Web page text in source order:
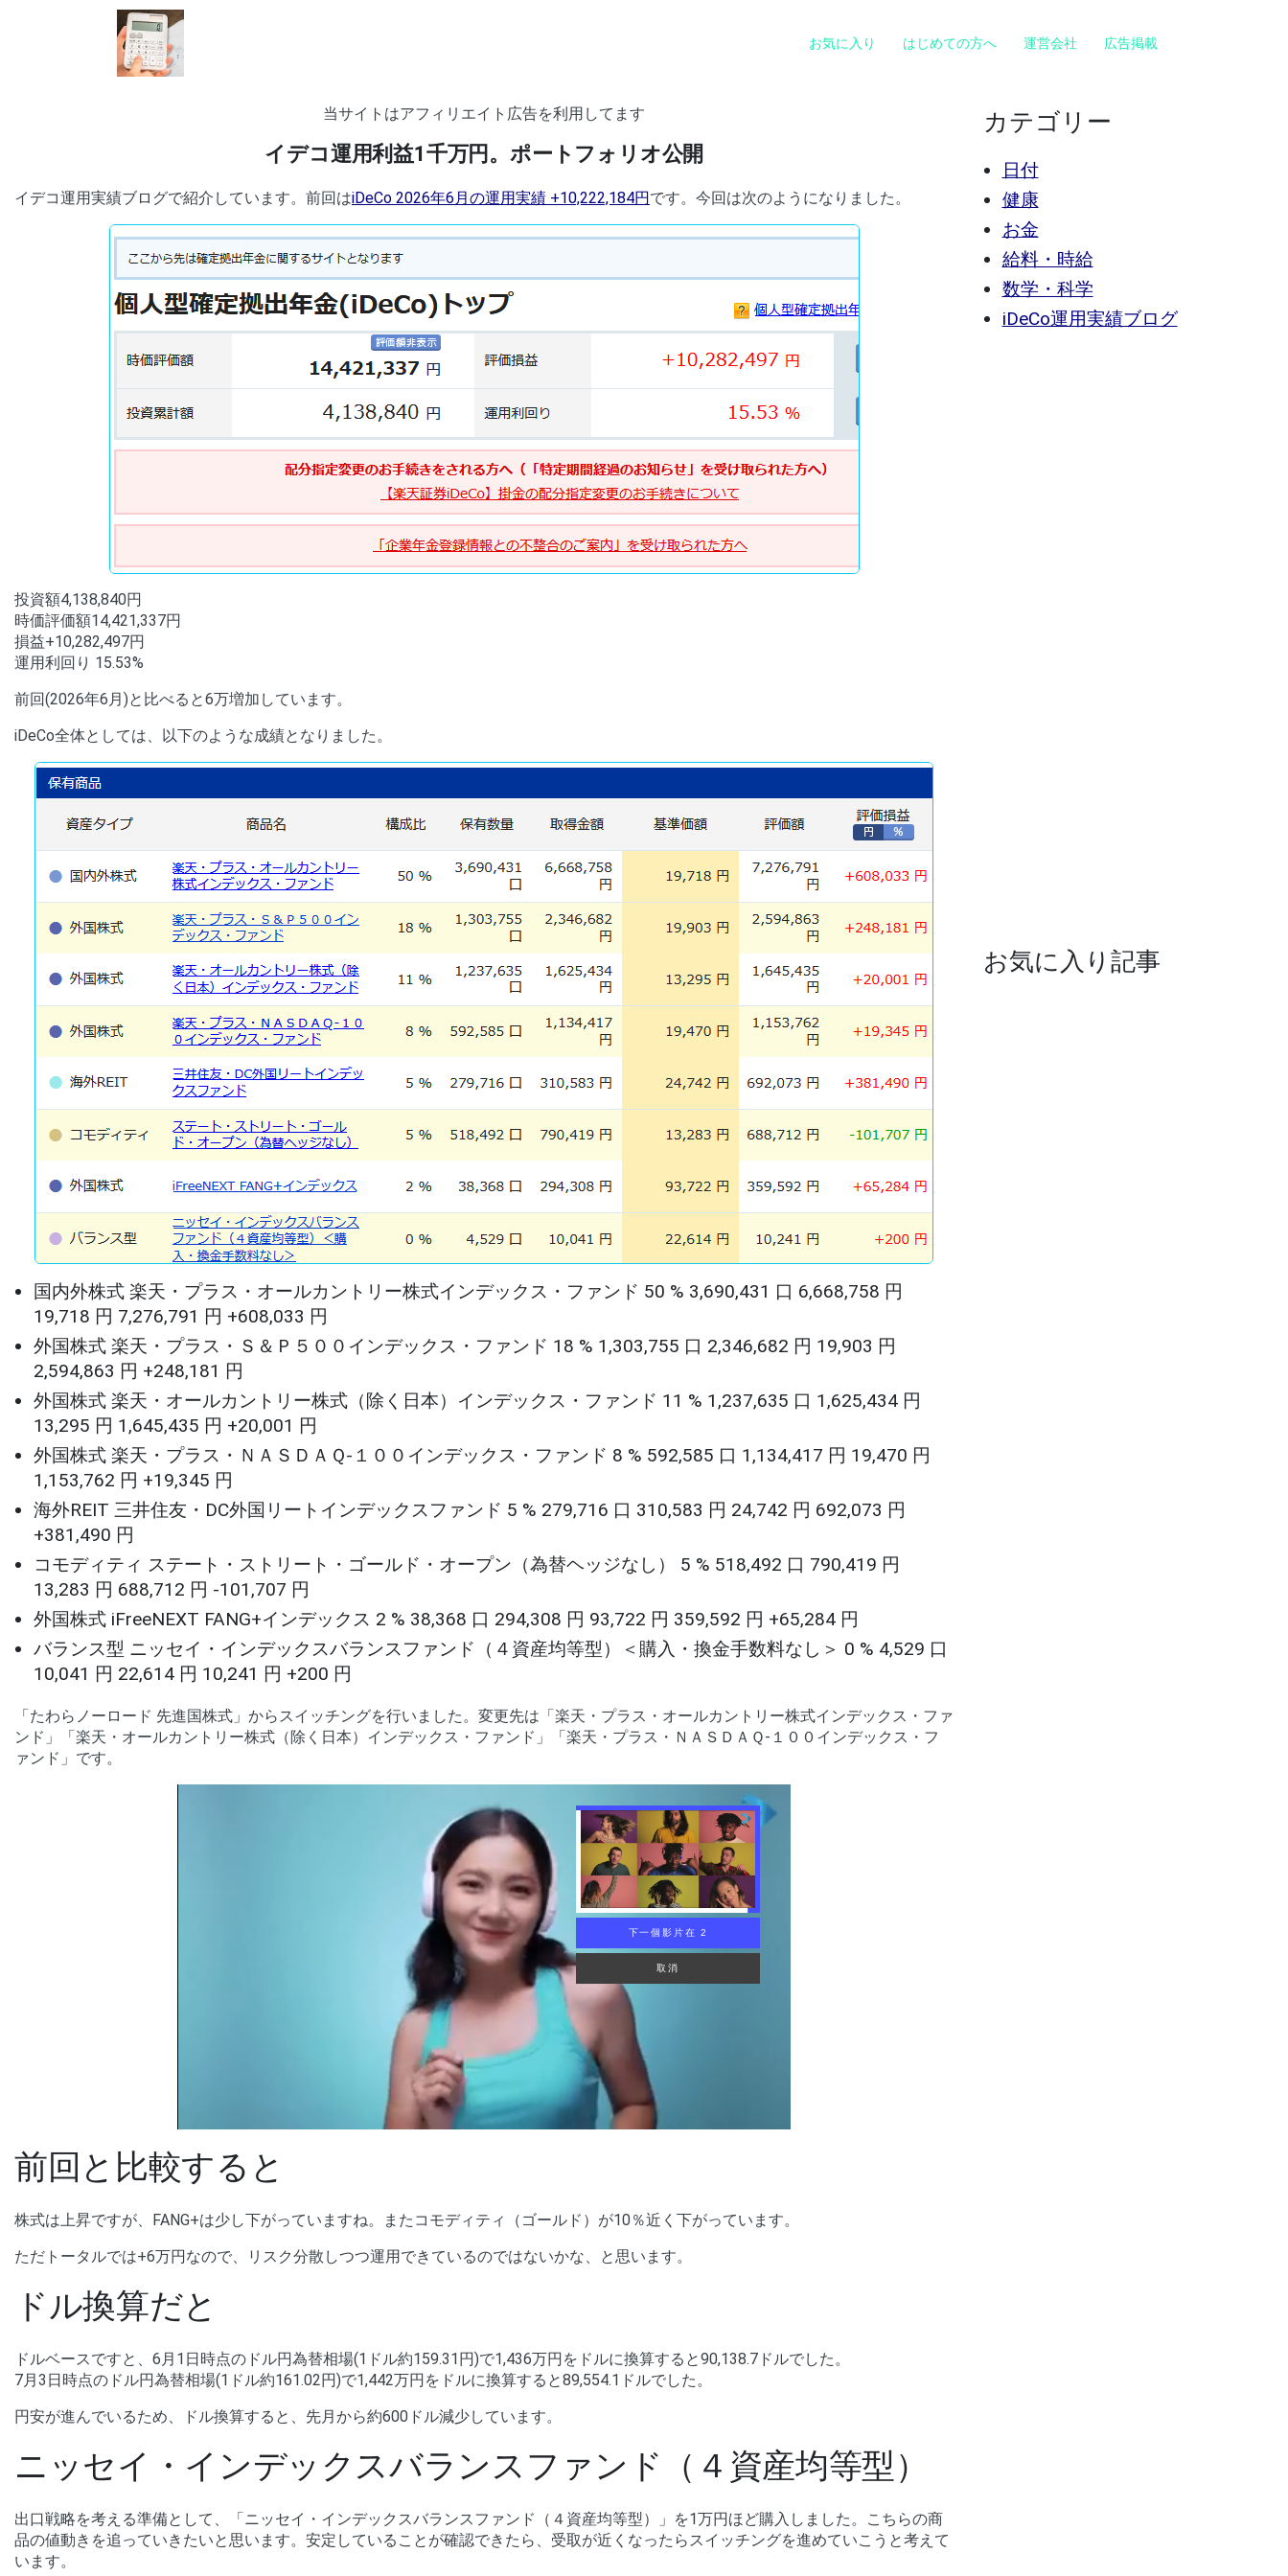
お気に入り はじめての方へ 運営会社 広告掲載
当サイトはアフィリエイト広告を利用してます
イデコ運用利益1千万円。ポートフォリオ公開
イデコ運用実績ブログで紹介しています。前回はiDeCo 2026年6月の運用実績 +10,222,184円です。今回は次のようになりました。
投資額4,138,840円
時価評価額14,421,337円
損益+10,282,497円
運用利回り 15.53%
前回(2026年6月)と比べると6万増加しています。
iDeCo全体としては、以下のような成績となりました。
国内外株式 楽天・プラス・オールカントリー株式インデックス・ファンド 50 % 3,690,431 口 6,668,758 円
19,718 円 7,276,791 円 +608,033 円
外国株式 楽天・プラス・Ｓ＆Ｐ５００インデックス・ファンド 18 % 1,303,755 口 2,346,682 円 19,903 円
2,594,863 円 +248,181 円
外国株式 楽天・オールカントリー株式（除く日本）インデックス・ファンド 11 % 1,237,635 口 1,625,434 円
13,295 円 1,645,435 円 +20,001 円
外国株式 楽天・プラス・ＮＡＳＤＡＱ-１００インデックス・ファンド 8 % 592,585 口 1,134,417 円 19,470 円
1,153,762 円 +19,345 円
海外REIT 三井住友・DC外国リートインデックスファンド 5 % 279,716 口 310,583 円 24,742 円 692,073 円
+381,490 円
コモディティ ステート・ストリート・ゴールド・オープン（為替ヘッジなし） 5 % 518,492 口 790,419 円
13,283 円 688,712 円 -101,707 円
外国株式 iFreeNEXT FANG+インデックス 2 % 38,368 口 294,308 円 93,722 円 359,592 円 +65,284 円
バランス型 ニッセイ・インデックスバランスファンド（４資産均等型）＜購入・換金手数料なし＞ 0 % 4,529 口
10,041 円 22,614 円 10,241 円 +200 円
「たわらノーロード 先進国株式」からスイッチングを行いました。変更先は「楽天・プラス・オールカントリー株式インデックス・ファ
ンド」「楽天・オールカントリー株式（除く日本）インデックス・ファンド」「楽天・プラス・ＮＡＳＤＡＱ-１００インデックス・フ
ァンド」です。
下一個影片在 1
取消
前回と比較すると
株式は上昇ですが、FANG+は少し下がっていますね。またコモディティ（ゴールド）が10％近く下がっています。
ただトータルでは+6万円なので、リスク分散しつつ運用できているのではないかな、と思います。
ドル換算だと
ドルベースですと、6月1日時点のドル円為替相場(1ドル約159.31円)で1,436万円をドルに換算すると90,138.7ドルでした。
7月3日時点のドル円為替相場(1ドル約161.02円)で1,442万円をドルに換算すると89,554.1ドルでした。
円安が進んでいるため、ドル換算すると、先月から約600ドル減少しています。
ニッセイ・インデックスバランスファンド（４資産均等型）
出口戦略を考える準備として、「ニッセイ・インデックスバランスファンド（４資産均等型）」を1万円ほど購入しました。こちらの商
品の値動きを追っていきたいと思います。安定していることが確認できたら、受取が近くなったらスイッチングを進めていこうと考えて
います。
カテゴリー
日付
健康
お金
給料・時給
数学・科学
iDeCo運用実績ブログ
お気に入り記事